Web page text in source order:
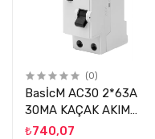
(0)
BasİcM AC30 2*63A
30MA KAÇAK AKIM
ROLESİ ABB
₺740,07